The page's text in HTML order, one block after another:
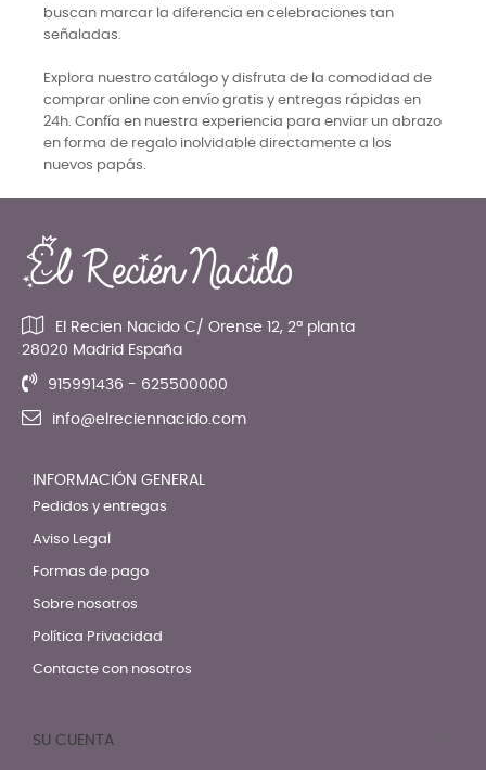
buscan marcar la diferencia en celebraciones tan
señaladas.
Explora nuestro catálogo y disfruta de la comodidad de
comprar online con envío gratis y entregas rápidas en
24h. Confía en nuestra experiencia para enviar un abrazo
en forma de regalo inolvidable directamente a los
nuevos papás.
El Recien Nacido C/ Orense 12, 2ª planta
28020 Madrid España
915991436 - 625500000
info@elreciennacido.com
INFORMACIÓN GENERAL
Pedidos y entregas
Aviso Legal
Formas de pago
Sobre nosotros
Política Privacidad
Contacte con nosotros
SU CUENTA